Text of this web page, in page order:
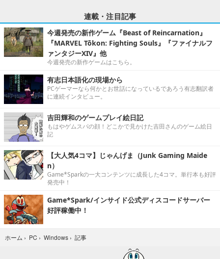
連載・注目記事
今週発売の新作ゲーム『Beast of Reincarnation』
『MARVEL Tōkon: Fighting Souls』『ファイナルフ
ァンタジーXIV』他
今週発売の新作ゲームはこちら。
有志日本語化の現場から
PCゲーマーなら何かとお世話になっているであろう有志翻訳者
に連続インタビュー。
吉田輝和のゲームプレイ絵日記
もはやゲムスパの顔！どこかで見かけた吉田さんのゲーム絵日
記
【大人気4コマ】じゃんげま（Junk Gaming Maide
n）
Game*Sparkの一大コンテンツに成長した4コマ。単行本も好評
発売中！
Game*Spark/インサイド公式ディスコードサーバー
好評稼働中！
ホーム › PC › Windows › 記事